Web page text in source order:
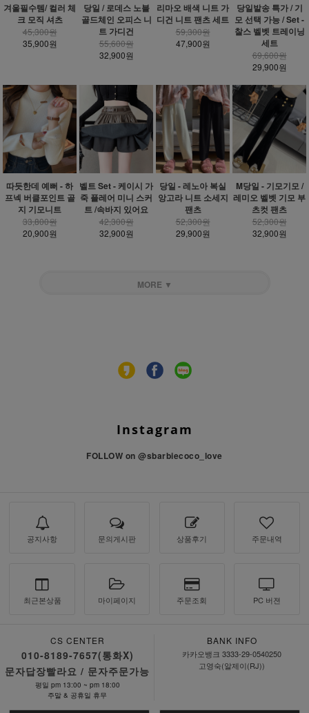
겨울필수템/ 컬러 체
크 모직 셔츠
45,300원
35,900원
당일 / 로데스 노블
골드체인 오피스 니
트 가디건
55,600원
32,900원
리마오 배색 니트 가
디건 니트 팬츠 세트
59,300원
47,900원
당일발송 특가 / 기
모 선택 가능 / Set -
찰스 벨벳 트레이닝
세트
69,600원
29,900원
따듯한데 예뻐 - 하
프넥 버클포인트 골
지 기모니트
33,800원
20,900원
벨트 Set - 케이시 가
죽 플레어 미니 스커
트 /속바지 있어요
42,300원
32,900원
당일 - 레노아 복실
앙고라 니트 소세지
팬츠
52,300원
29,900원
M당일 - 기모기모 /
레미오 벨벳 기모 부
츠컷 팬츠
52,300원
32,900원
MORE ▼
Instagram
FOLLOW on @sbarbiecoco_love
공지사항 문의게시판 상품후기 주문내역
최근본상품 마이페이지 주문조회 PC 버젼
CS CENTER
010-8189-7657(통화X)
문자답장빨라요 / 문자주문가능
평일 pm 13:00 ~ pm 18:00
주말 & 공휴일 휴무
BANK INFO
카카오뱅크 3333-29-0540250
고영숙(알제이(RJ))